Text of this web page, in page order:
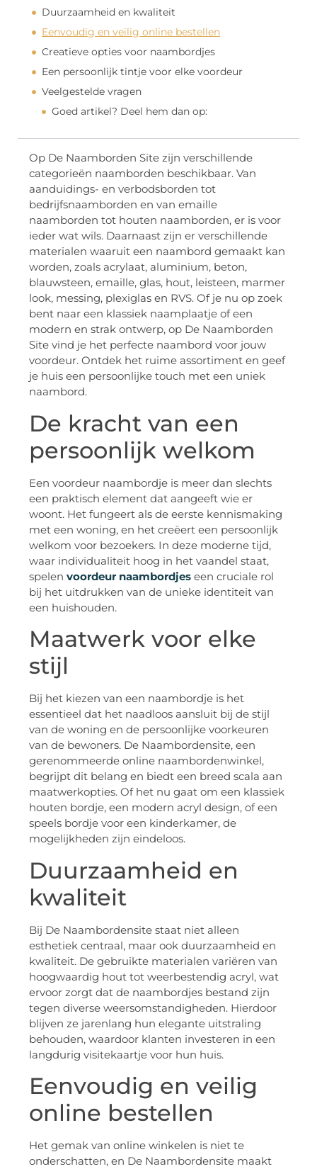
Duurzaamheid en kwaliteit
Eenvoudig en veilig online bestellen
Creatieve opties voor naambordjes
Een persoonlijk tintje voor elke voordeur
Veelgestelde vragen
Goed artikel? Deel hem dan op:
Op De Naamborden Site zijn verschillende
categorieën naamborden beschikbaar. Van
aanduidings- en verbodsborden tot
bedrijfsnaamborden en van emaille
naamborden tot houten naamborden, er is voor
ieder wat wils. Daarnaast zijn er verschillende
materialen waaruit een naambord gemaakt kan
worden, zoals acrylaat, aluminium, beton,
blauwsteen, emaille, glas, hout, leisteen, marmer
look, messing, plexiglas en RVS. Of je nu op zoek
bent naar een klassiek naamplaatje of een
modern en strak ontwerp, op De Naamborden
Site vind je het perfecte naambord voor jouw
voordeur. Ontdek het ruime assortiment en geef
je huis een persoonlijke touch met een uniek
naambord.
De kracht van een
persoonlijk welkom
Een voordeur naambordje is meer dan slechts
een praktisch element dat aangeeft wie er
woont. Het fungeert als de eerste kennismaking
met een woning, en het creëert een persoonlijk
welkom voor bezoekers. In deze moderne tijd,
waar individualiteit hoog in het vaandel staat,
spelen voordeur naambordjes een cruciale rol
bij het uitdrukken van de unieke identiteit van
een huishouden.
Maatwerk voor elke
stijl
Bij het kiezen van een naambordje is het
essentieel dat het naadloos aansluit bij de stijl
van de woning en de persoonlijke voorkeuren
van de bewoners. De Naambordensite, een
gerenommeerde online naambordenwinkel,
begrijpt dit belang en biedt een breed scala aan
maatwerkopties. Of het nu gaat om een klassiek
houten bordje, een modern acryl design, of een
speels bordje voor een kinderkamer, de
mogelijkheden zijn eindeloos.
Duurzaamheid en
kwaliteit
Bij De Naambordensite staat niet alleen
esthetiek centraal, maar ook duurzaamheid en
kwaliteit. De gebruikte materialen variëren van
hoogwaardig hout tot weerbestendig acryl, wat
ervoor zorgt dat de naambordjes bestand zijn
tegen diverse weersomstandigheden. Hierdoor
blijven ze jarenlang hun elegante uitstraling
behouden, waardoor klanten investeren in een
langdurig visitekaartje voor hun huis.
Eenvoudig en veilig
online bestellen
Het gemak van online winkelen is niet te
onderschatten, en De Naambordensite maakt